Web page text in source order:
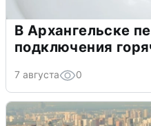
В Архангельске
подключения
7 августа 0